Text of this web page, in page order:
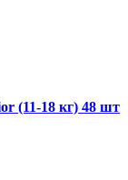
(11-18 кг) 48 шт